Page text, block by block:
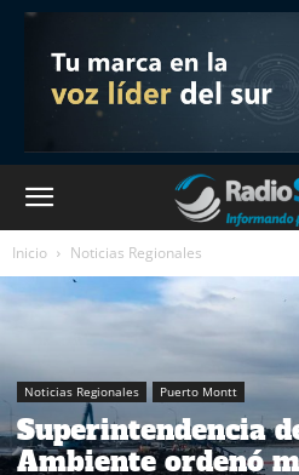
Inicio Noticias Regionales
Noticias Regionales Puerto Montt
Superintendencia
Ambiente ordenó